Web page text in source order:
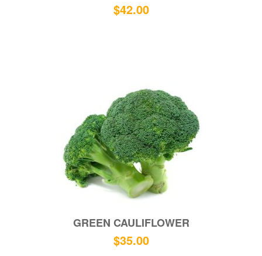
$42.00
GREEN CAULIFLOWER
$35.00